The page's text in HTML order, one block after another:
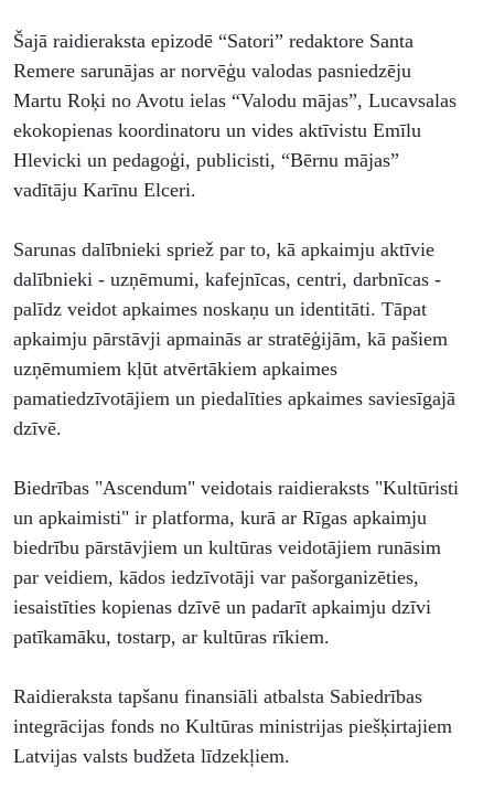
dzīves
ekosistēma
un
stratēģijas
Šajā raidieraksta epizodē “Satori” redaktore Santa
Remere sarunājas ar norvēģu valodas pasniedzēju
Martu Roķi no Avotu ielas “Valodu mājas”, Lucavsalas
ekokopienas koordinatoru un vides aktīvistu Emīlu
Hlevicki un pedagoģi, publicisti, “Bērnu mājas”
vadītāju Karīnu Elceri.
Sarunas dalībnieki spriež par to, kā apkaimju aktīvie
dalībnieki - uzņēmumi, kafejnīcas, centri, darbnīcas -
palīdz veidot apkaimes noskaņu un identitāti. Tāpat
apkaimju pārstāvji apmainās ar stratēģijām, kā pašiem
uzņēmumiem kļūt atvērtākiem apkaimes
pamatiedzīvotājiem un piedalīties apkaimes saviesīgajā
dzīvē.
Biedrības "Ascendum" veidotais raidieraksts "Kultūristi
un apkaimisti" ir platforma, kurā ar Rīgas apkaimju
biedrību pārstāvjiem un kultūras veidotājiem runāsim
par veidiem, kādos iedzīvotāji var pašorganizēties,
iesaistīties kopienas dzīvē un padarīt apkaimju dzīvi
patīkamāku, tostarp, ar kultūras rīkiem.
Raidieraksta tapšanu finansiāli atbalsta Sabiedrības
integrācijas fonds no Kultūras ministrijas piešķirtajiem
Latvijas valsts budžeta līdzekļiem.